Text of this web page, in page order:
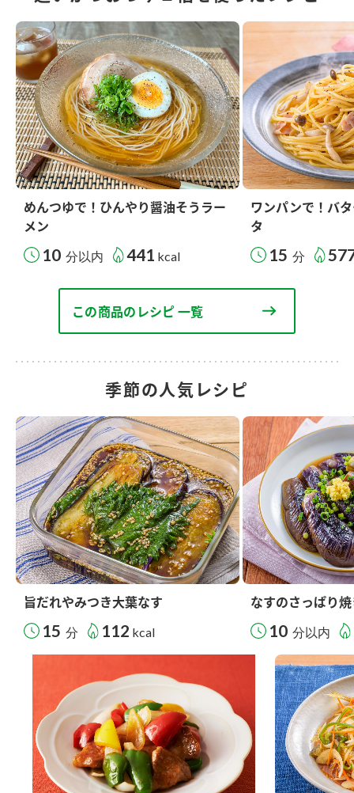
めんつゆで！ひんやり醤油そうラー
メン
10 分以内 441 kcal
ワンパンで！バ
タ
15 分
この商品のレシピ 一覧
季節の人気レシピ
旨だれやみつき大葉なす
15 分 112 kcal
なすのさっぱり
10 分以内